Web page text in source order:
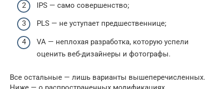
IPS — само совершенство;
PLS — не уступает предшественнице;
VA — неплохая разработка, которую успели
оценить веб-дизайнеры и фотографы.
Все остальные — лишь варианты вышеперечисленных.